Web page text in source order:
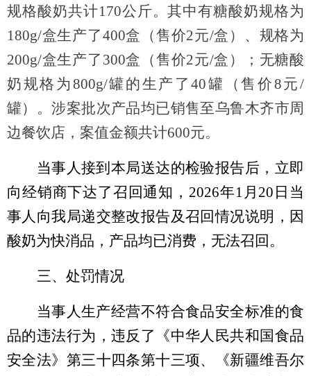
规格酸奶共计170公斤。其中有糖酸奶规格为
180g/盒生产了400盒 （售价2元/盒） 、规格为
200g/盒生产了 300盒 （售价2元/盒）
；无糖酸
奶规格为 800g/罐的生产了40罐 （售价8元/
罐） 。涉案批次产品均已销售至乌鲁木齐市周
边餐饮店，案值金额共计600元。
当事人接到本局送达的检验报告后，立即
向经销商下达了召回通知， 2026年1 月 20 日当
事人向我局递交整改报告及召回情况说明，因
酸奶为快消品，产品均已消费，无法召回。
三、处罚情况
当事人生产经营不符合食品安全标准的食
品的违法行为，违反了
《中华人民共和国食品
安全法》第三十四条第十三项、《新疆维吾尔